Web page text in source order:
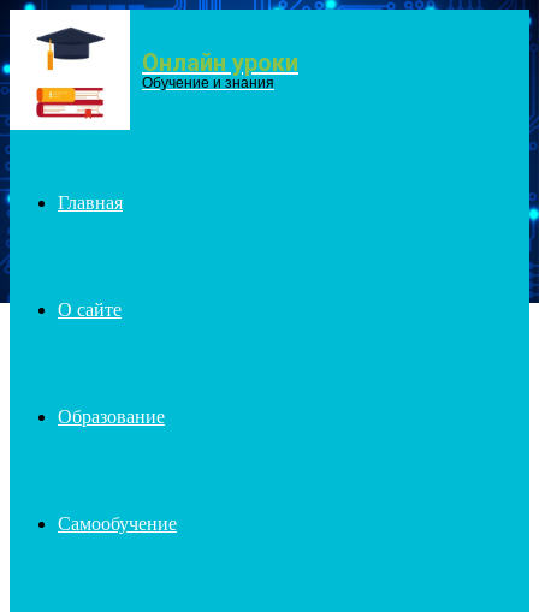
Menu Онлайн уроки
Обучение и знания
Главная
О сайте
Образование
Самообучение